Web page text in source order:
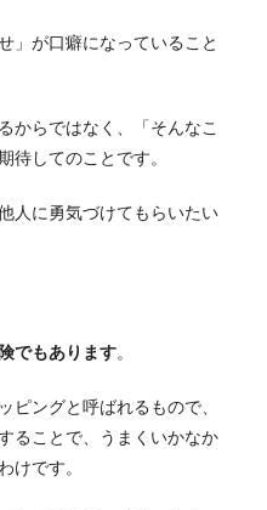
」が口癖になっていること
からではなく、「そんなこ
待してのことです。
人に勇気づけてもらいたい
でもあります。
ピングと呼ばれるもので、
ることで、うまくいかなか
けです。